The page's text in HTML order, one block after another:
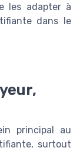
les adapter à
dans le
principal au
surtout